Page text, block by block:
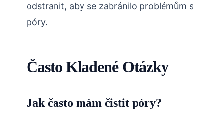
odstranit, aby se zabránilo problémům s
póry.
Často Kladené Otázky
Jak často mám čistit póry?